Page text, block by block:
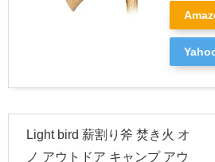
Light bird 薪割り斧 焚き火 オ
ノ アウトドア キャンプ アウ